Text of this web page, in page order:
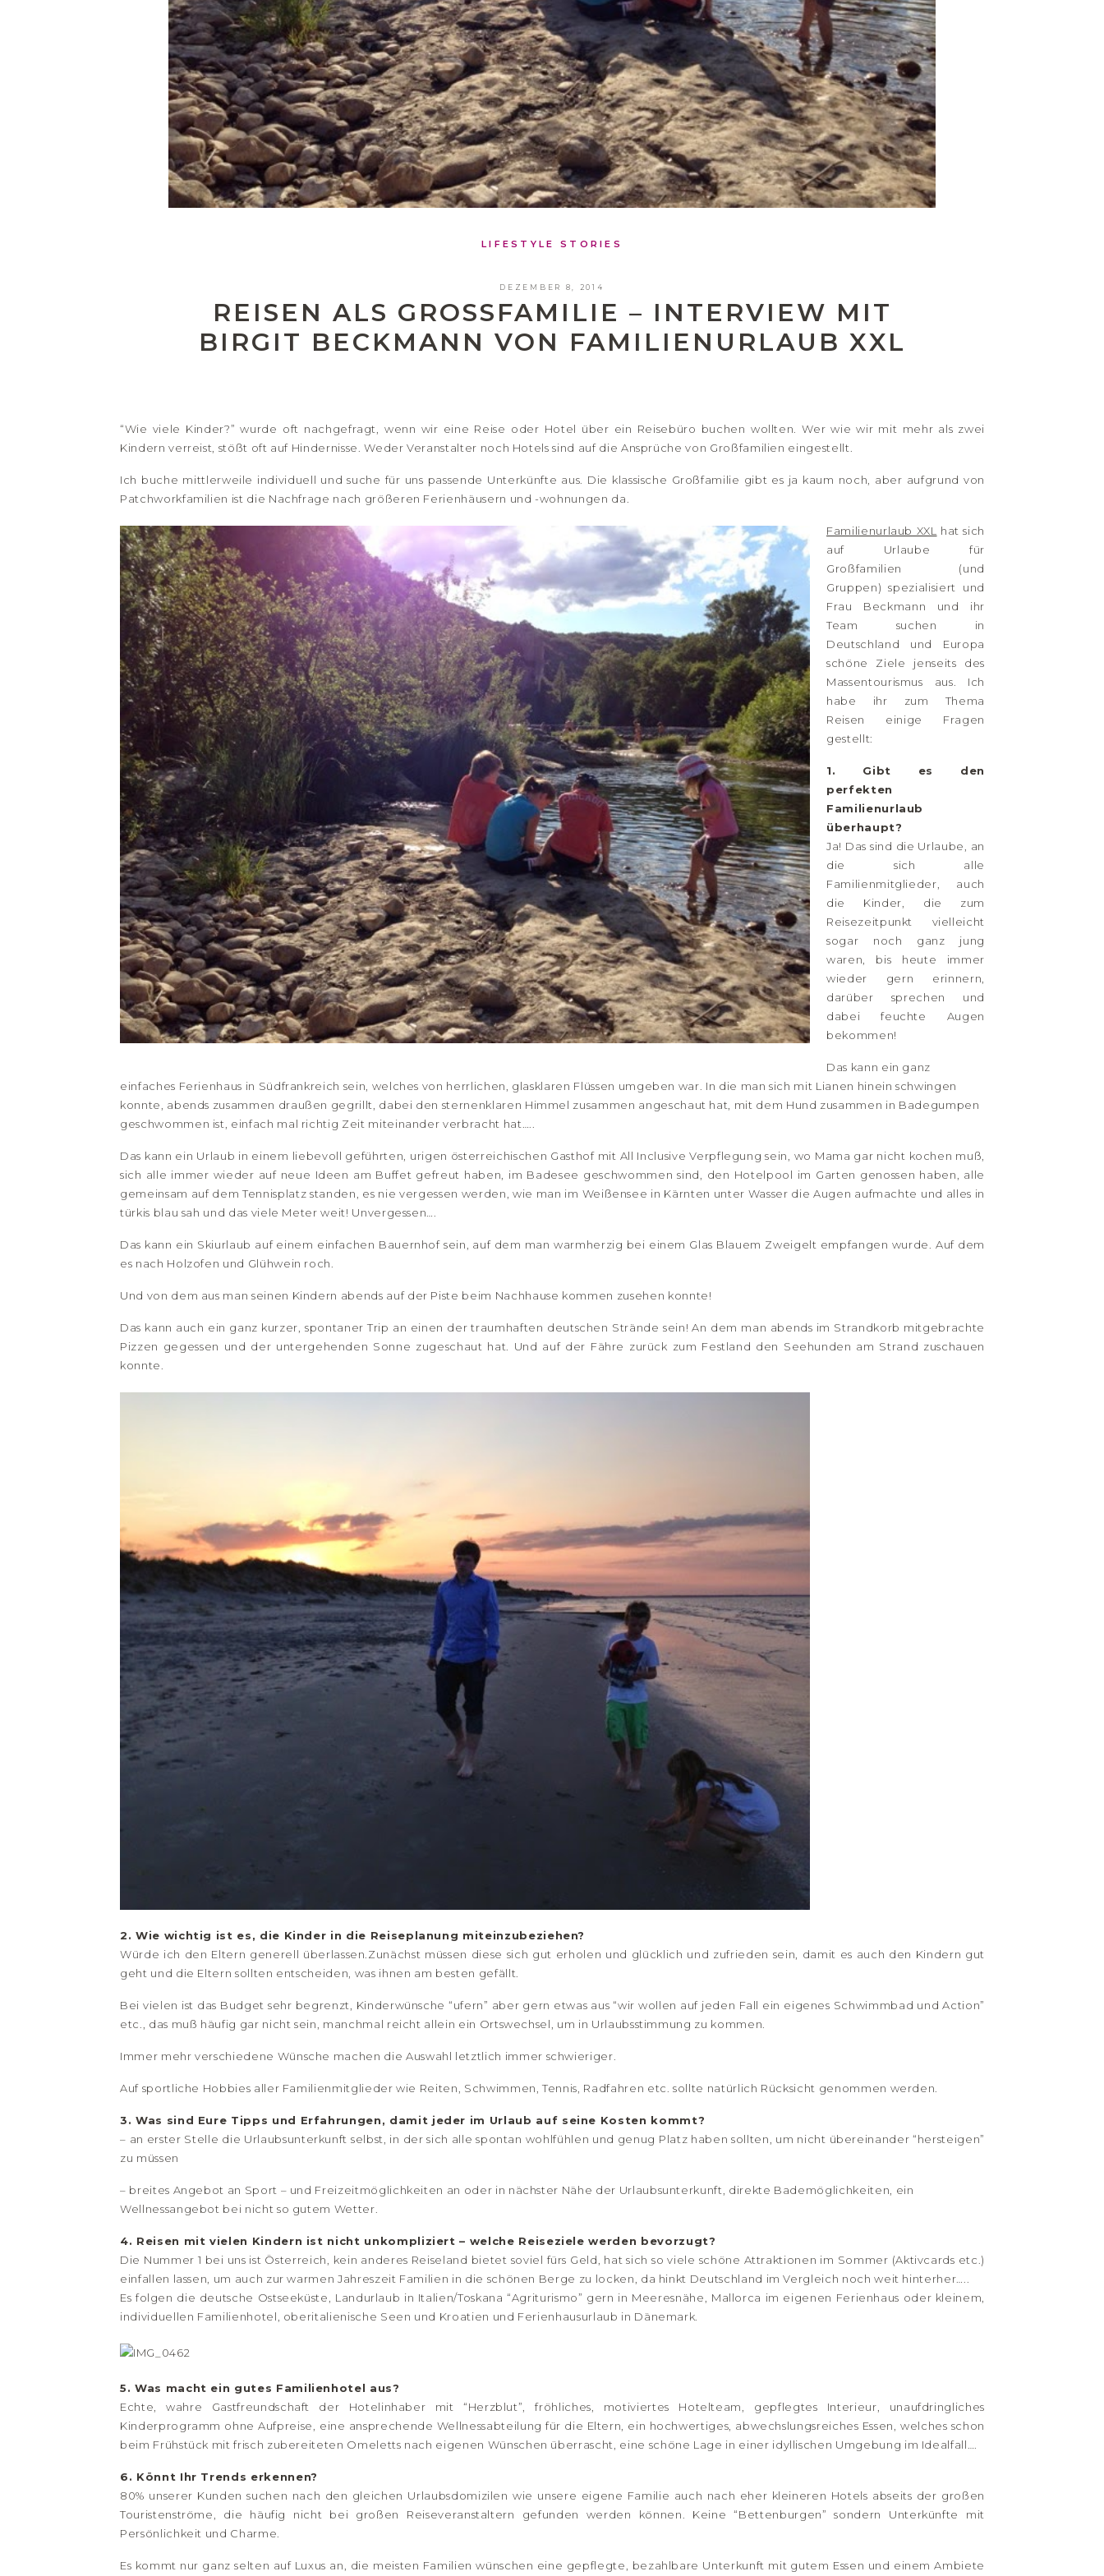
LIFESTYLE STORIES
DEZEMBER 8, 2014
REISEN ALS GROSSFAMILIE – INTERVIEW MIT B
IRGIT BECKMANN VON FAMILIENURLAUB XXL
“Wie viele Kinder?” wurde oft nachgefragt, wenn wir eine Reise oder Hotel über ein Reisebüro buchen wollten. Wer wie wir mit mehr als zwei
Kindern verreist, stößt oft auf Hindernisse. Weder Veranstalter noch Hotels sind auf die Ansprüche von Großfamilien eingestellt.
Ich buche mittlerweile individuell und suche für uns passende Unterkünfte aus. Die klassische Großfamilie gibt es ja kaum noch, aber aufgrund von
Patchworkfamilien ist die Nachfrage nach größeren Ferienhäusern und -wohnungen da.
Familienurlaub XXL
hat sich
auf Urlaube für
Großfamilien (und
Gruppen) spezialisiert und
Frau Beckmann und ihr
Team suchen in
Deutschland und Europa
schöne Ziele jenseits des
Massentourismus aus. Ich
habe ihr zum Thema
Reisen einige Fragen
gestellt:
1. Gibt es den
perfekten
Familienurlaub
überhaupt?
Ja! Das sind die Urlaube, an
die sich alle
Familienmitglieder, auch
die Kinder, die zum
Reisezeitpunkt vielleicht
sogar noch ganz jung
waren, bis heute immer
wieder gern erinnern,
darüber sprechen und
dabei feuchte Augen
bekommen!
Das kann ein ganz
einfaches Ferienhaus in Südfrankreich sein, welches von herrlichen, glasklaren Flüssen umgeben war. In die man sich mit Lianen hinein schwingen
konnte, abends zusammen draußen gegrillt, dabei den sternenklaren Himmel zusammen angeschaut hat, mit dem Hund zusammen in Badegumpen
geschwommen ist, einfach mal richtig Zeit miteinander verbracht hat…..
Das kann ein Urlaub in einem liebevoll geführten, urigen österreichischen Gasthof mit All Inclusive Verpflegung sein, wo Mama gar nicht kochen muß,
sich alle immer wieder auf neue Ideen am Buffet gefreut haben, im Badesee geschwommen sind, den Hotelpool im Garten genossen haben, alle
gemeinsam auf dem Tennisplatz standen, es nie vergessen werden, wie man im Weißensee in Kärnten unter Wasser die Augen aufmachte und alles in
türkis blau sah und das viele Meter weit! Unvergessen….
Das kann ein Skiurlaub auf einem einfachen Bauernhof sein, auf dem man warmherzig bei einem Glas Blauem Zweigelt empfangen wurde. Auf dem
es nach Holzofen und Glühwein roch.
Und von dem aus man seinen Kindern abends auf der Piste beim Nachhause kommen zusehen konnte!
Das kann auch ein ganz kurzer, spontaner Trip an einen der traumhaften deutschen Strände sein! An dem man abends im Strandkorb mitgebrachte
Pizzen gegessen und der untergehenden Sonne zugeschaut hat. Und auf der Fähre zurück zum Festland den Seehunden am Strand zuschauen
konnte.
2. Wie wichtig ist es, die Kinder in die Reiseplanung miteinzubeziehen?
Würde ich den Eltern generell überlassen.Zunächst müssen diese sich gut erholen und glücklich und zufrieden sein, damit es auch den Kindern gut
geht und die Eltern sollten entscheiden, was ihnen am besten gefällt.
Bei vielen ist das Budget sehr begrenzt, Kinderwünsche “ufern” aber gern etwas aus “wir wollen auf jeden Fall ein eigenes Schwimmbad und Action”
etc., das muß häufig gar nicht sein, manchmal reicht allein ein Ortswechsel, um in Urlaubsstimmung zu kommen.
Immer mehr verschiedene Wünsche machen die Auswahl letztlich immer schwieriger.
Auf sportliche Hobbies aller Familienmitglieder wie Reiten, Schwimmen, Tennis, Radfahren etc. sollte natürlich Rücksicht genommen werden.
3. Was sind Eure Tipps und Erfahrungen, damit jeder im Urlaub auf seine Kosten kommt?
– an erster Stelle die Urlaubsunterkunft selbst, in der sich alle spontan wohlfühlen und genug Platz haben sollten, um nicht übereinander “hersteigen”
zu müssen
– breites Angebot an Sport – und Freizeitmöglichkeiten an oder in nächster Nähe der Urlaubsunterkunft, direkte Bademöglichkeiten, ein
Wellnessangebot bei nicht so gutem Wetter.
4. Reisen mit vielen Kindern ist nicht unkompliziert – welche Reiseziele werden bevorzugt?
Die Nummer 1 bei uns ist Österreich, kein anderes Reiseland bietet soviel fürs Geld, hat sich so viele schöne Attraktionen im Sommer (Aktivcards etc.)
einfallen lassen, um auch zur warmen Jahreszeit Familien in die schönen Berge zu locken, da hinkt Deutschland im Vergleich noch weit hinterher…..
Es folgen die deutsche Ostseeküste, Landurlaub in Italien/Toskana “Agriturismo” gern in Meeresnähe, Mallorca im eigenen Ferienhaus oder kleinem,
individuellen Familienhotel, oberitalienische Seen und Kroatien und Ferienhausurlaub in Dänemark.
5. Was macht ein gutes Familienhotel aus?
Echte, wahre Gastfreundschaft der Hotelinhaber mit “Herzblut”, fröhliches, motiviertes Hotelteam, gepflegtes Interieur, unaufdringliches
Kinderprogramm ohne Aufpreise, eine ansprechende Wellnessabteilung für die Eltern, ein hochwertiges, abwechslungsreiches Essen, welches schon
beim Frühstück mit frisch zubereiteten Omeletts nach eigenen Wünschen überrascht, eine schöne Lage in einer idyllischen Umgebung im Idealfall….
6. Könnt Ihr Trends erkennen?
80% unserer Kunden suchen nach den gleichen Urlaubsdomizilen wie unsere eigene Familie auch nach eher kleineren Hotels abseits der großen
Touristenströme, die häufig nicht bei großen Reiseveranstaltern gefunden werden können. Keine “Bettenburgen” sondern Unterkünfte mit
Persönlichkeit und Charme.
Es kommt nur ganz selten auf Luxus an, die meisten Familien wünschen eine gepflegte, bezahlbare Unterkunft mit gutem Essen und einem Ambiete